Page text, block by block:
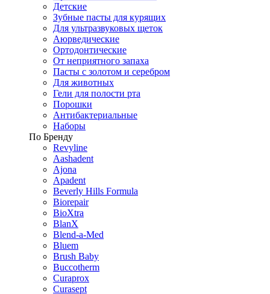
Детские
Зубные пасты для курящих
Для ультразвуковых щеток
Аюрведические
Ортодонтические
От неприятного запаха
Пасты с золотом и серебром
Для животных
Гели для полости рта
Порошки
Антибактериальные
Наборы
По Бренду
Revyline
Aashadent
Ajona
Apadent
Beverly Hills Formula
Biorepair
BioXtra
BlanX
Blend-a-Med
Bluem
Brush Baby
Buccotherm
Curaprox
Curasept